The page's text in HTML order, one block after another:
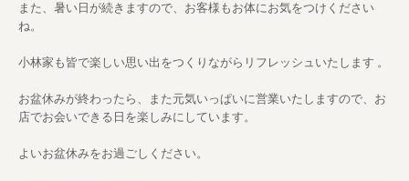
また、暑い日が続きますので、お客様もお体にお気をつけください
ね。
小林家も皆で楽しい思い出をつくりながらリフレッシュいたします 。
お盆休みが終わったら、また元気いっぱいに営業いたしますので、お
店でお会いできる日を楽しみにしています。
よいお盆休みをお過ごしください。